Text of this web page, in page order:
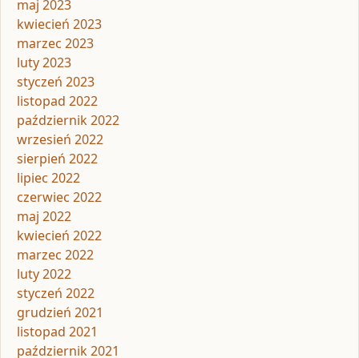
maj 2023
kwiecień 2023
marzec 2023
luty 2023
styczeń 2023
listopad 2022
październik 2022
wrzesień 2022
sierpień 2022
lipiec 2022
czerwiec 2022
maj 2022
kwiecień 2022
marzec 2022
luty 2022
styczeń 2022
grudzień 2021
listopad 2021
październik 2021